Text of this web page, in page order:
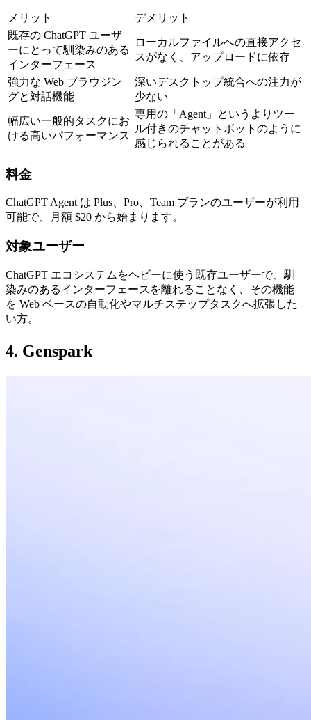
メリット
デメリット
既存の ChatGPT ユーザ
ーにとって馴染みのある
インターフェース
ローカルファイルへの直接アクセ
スがなく、アップロードに依存
強力な Web ブラウジン
グと対話機能
深いデスクトップ統合への注力が
少ない
幅広い一般的タスクにお
ける高いパフォーマンス
専用の「Agent」というよりツー
ル付きのチャットボットのように
感じられることがある
料金
ChatGPT Agent は Plus、Pro、Team プランのユーザーが利用
可能で、
月額 $20 から始まります。
対象ユーザー
ChatGPT エコシステムをヘビーに使う既存ユーザーで、馴
染みのあるインターフェースを離れることなく、その機能
を Web ベースの自動化やマルチステップタスクへ拡張した
い方。
4. Genspark